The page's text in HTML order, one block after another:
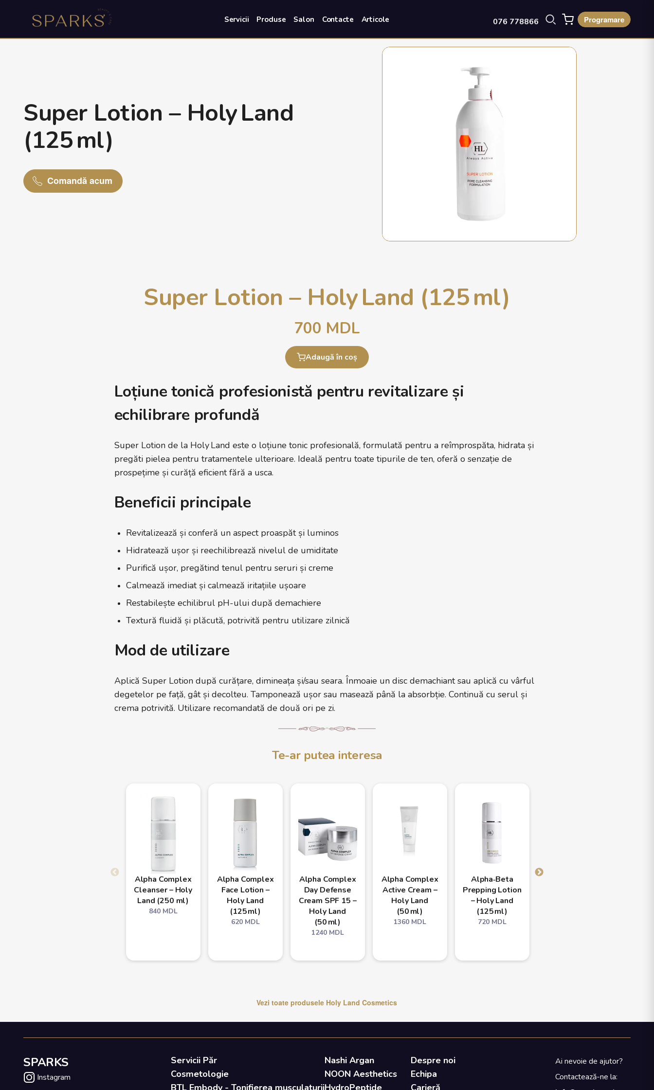
Servicii Produse Salon Contacte Articole 076 778866 Programare
Super Lotion – Holy Land
(125 ml)
Comandă acum
Super Lotion – Holy Land (125 ml)
700 MDL
Adaugă în coș
Loțiune tonică profesionistă pentru revitalizare și
echilibrare profundă
Super Lotion de la Holy Land este o loțiune tonic profesională, formulată pentru a reîmprospăta, hidrata și
pregăti pielea pentru tratamentele ulterioare. Ideală pentru toate tipurile de ten, oferă o senzație de
prospețime și curăță eficient fără a usca.
Beneficii principale
Revitalizează și conferă un aspect proaspăt și luminos
Hidratează ușor și reechilibrează nivelul de umiditate
Purifică ușor, pregătind tenul pentru seruri și creme
Calmează imediat și calmează iritațiile ușoare
Restabilește echilibrul pH-ului după demachiere
Textură fluidă și plăcută, potrivită pentru utilizare zilnică
Mod de utilizare
Aplică Super Lotion după curățare, dimineața și/sau seara. Înmoaie un disc demachiant sau aplică cu vârful
degetelor pe față, gât și decolteu. Tamponează ușor sau masează până la absorbție. Continuă cu serul și
crema potrivită. Utilizare recomandată de două ori pe zi.
Te-ar putea interesa
Alpha Complex
Cleanser – Holy
Land (250 ml)
840MDL
Alpha Complex
Face Lotion –
Holy Land
(125 ml)
620MDL
Alpha Complex
Day Defense
Cream SPF 15 –
Holy Land
(50 ml)
1240MDL
Alpha Complex
Active Cream –
Holy Land
(50 ml)
1360MDL
Alpha‑Beta
Prepping Lotion
– Holy Land
(125 ml)
720MDL
Vezi toate produsele Holy Land Cosmetics
SPARKS
Instagram
Servicii Păr
Cosmetologie
BTL Embody - Tonifierea musculaturii
Nashi Argan
NOON Aesthetics
HydroPeptide
Despre noi
Echipa
Carieră
Ai nevoie de ajutor?
Contactează-ne la: